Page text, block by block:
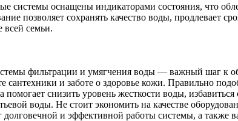
системы оснащены индикаторами состояния, что
позволяет сохранять качество воды, продлевает
всей семьи.
фильтрации и умягчения воды — важный шаг к
сантехники и заботе о здоровье кожи. Правильно
помогает снизить уровень жесткости воды,
воды. Не стоит экономить на качестве
долговечной и эффективной работы системы, а также